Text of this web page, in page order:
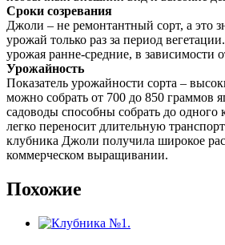
Сроки созревания
Джоли – не ремонтантный сорт, а это
урожай только раз за период
урожая ранне-средние, в зависимости
Урожайность
Показатель урожайности сорта –
можно собрать от 700 до 850 граммов
садоводы способны собрать до
легко переносит длительную
клубника Джоли получила широкое
коммерческом выращивании.
Похожие